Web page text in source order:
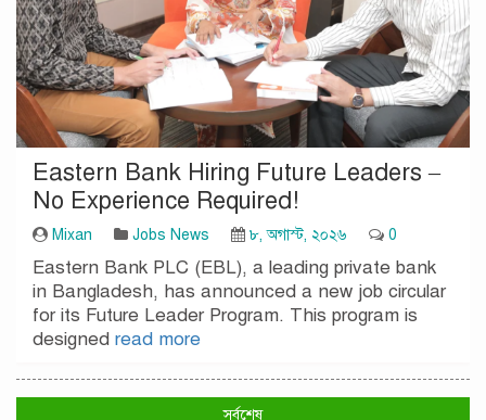
Eastern Bank Hiring Future Leaders –
No Experience Required!
Mixan Jobs News ৮, অগাস্ট, ২০২৬ 0
Eastern Bank PLC (EBL), a leading private bank
in Bangladesh, has announced a new job circular
for its Future Leader Program. This program is
designed read more
সর্বশেষ